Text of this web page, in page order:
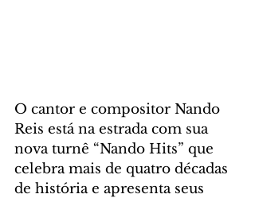
O cantor e compositor Nando
Reis está na estrada com sua
nova turnê “Nando Hits” que
celebra mais de quatro décadas
de história e apresenta seus